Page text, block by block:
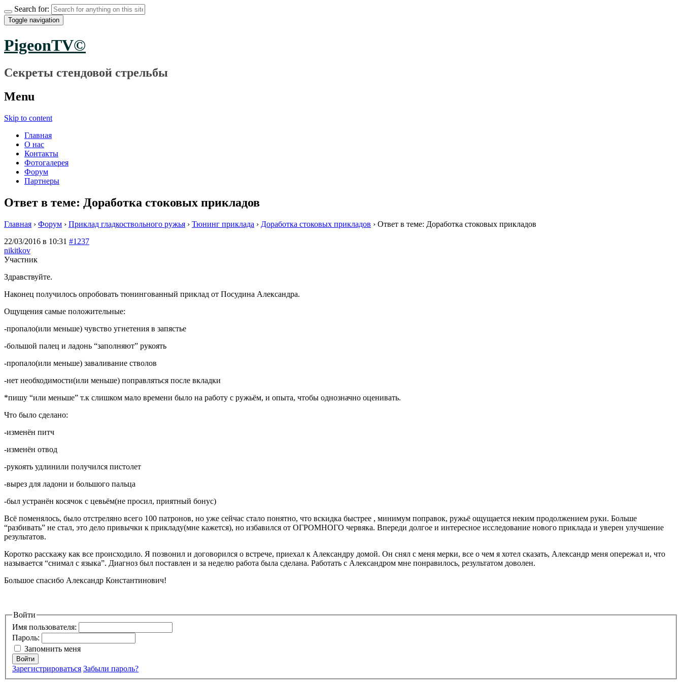
Search for:
Toggle navigation
PigeonTV©
Секреты стендовой стрельбы
Menu
Skip to content
Главная
О нас
Контакты
Фотогалерея
Форум
Партнеры
Ответ в теме: Доработка стоковых прикладов
Главная › Форум › Приклад гладкоствольного ружья › Тюнинг приклада › Доработка стоковых прикладов › Ответ в теме: Доработка стоковых прикладов
22/03/2016 в 10:31 #1237
nikitkov
Участник
Здравствуйте.
Наконец получилось опробовать тюнингованный приклад от Посудина Александра.
Ощущения самые положительные:
-пропало(или меньше) чувство угнетения в запястье
-большой палец и ладонь “заполняют” рукоять
-пропало(или меньше) заваливание стволов
-нет необходимости(или меньше) поправляться после вкладки
*пишу “или меньше” т.к слишком мало времени было на работу с ружьём, и опыта, чтобы однозначно оценивать.
Что было сделано:
-изменён питч
-изменён отвод
-рукоять удлинили получился пистолет
-вырез для ладони и большого пальца
-был устранён косячок с цевьём(не просил, приятный бонус)
Всё поменялось, было отстреляно всего 100 патронов, но уже сейчас стало понятно, что вскидка быстрее , минимум поправок, ружьё ощущается неким продолжением руки. Больше
“разбивать” не стал, это дело привычки к прикладу(мне кажется), но избавился от ОГРОМНОГО червяка. Впереди долгое и интересное исследование нового приклада и уверен улучшение
результатов.
Коротко расскажу как все происходило. Я позвонил и договорился о встрече, приехал к Александру домой. Он снял с меня мерки, все о чем я хотел сказать, Александр меня опережал и, что
называется “снимал с языка”. Диагноз был поставлен и за неделю работа была сделана. Работать с Александром мне понравилось, результатом доволен.
Большое спасибо Александр Константинович!
Войти
Имя пользователя:
Пароль:
Запомнить меня
Войти
Зарегистрироваться Забыли пароль?